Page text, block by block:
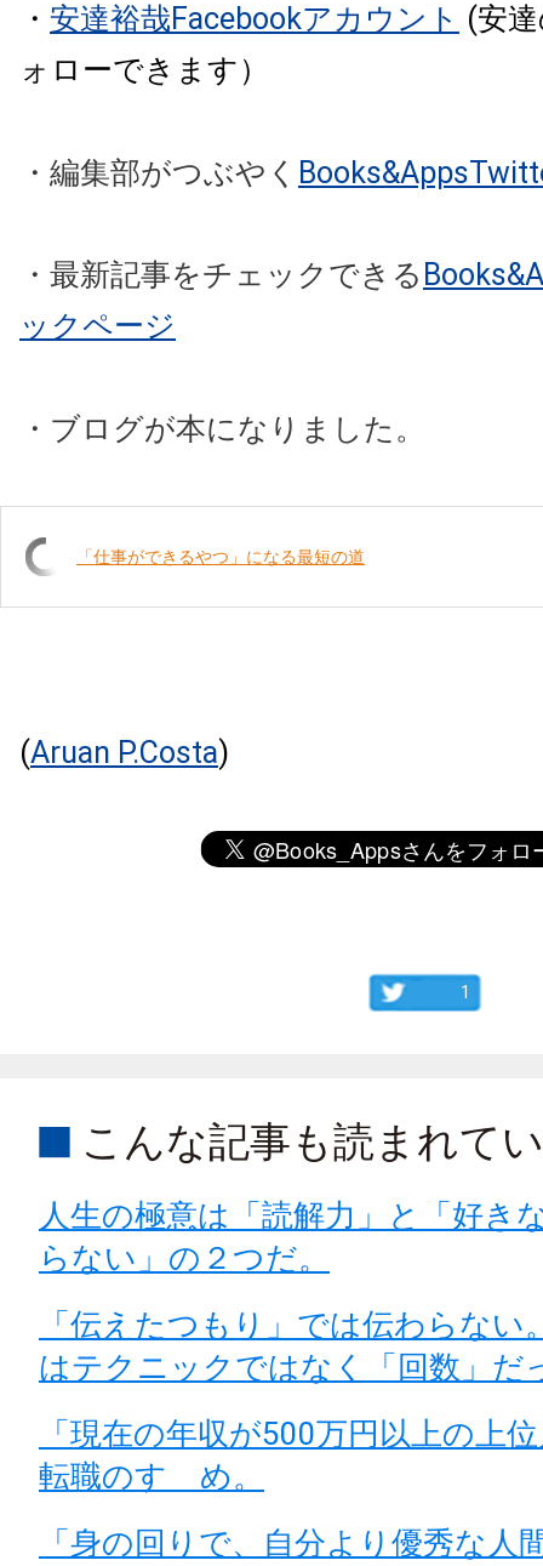
・ 安達裕哉Facebookアカウント (安
ォローできます）
・編集部がつぶやく
・最新記事をチェックできる
ックページ
・ブログが本になりました。
「仕事ができるやつ」になる最短の道
(Aruan P.Costa)
1
こんな記事も読まれて
人生の極意は「読解力」と「好き
らない」の２つだ。
「伝えたつもり」では伝わらない
はテクニックではなく「回数」だ
「現在の年収が500万円以上の上
転職のすゝめ。
「身の回りで、自分より優秀な人